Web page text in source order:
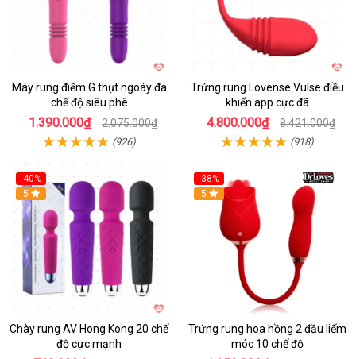
Máy rung điểm G thụt ngoáy đa
chế độ siêu phê
1.390.000₫ 2.075.000₫
(926)
Trứng rung Lovense Vulse điều
khiển app cực đã
4.800.000₫ 8.421.000₫
(918)
-40%
5
Chày rung AV Hong Kong 20 chế
độ cực mạnh
-38%
Hot
5
Trứng rung hoa hồng 2 đầu liếm
móc 10 chế độ